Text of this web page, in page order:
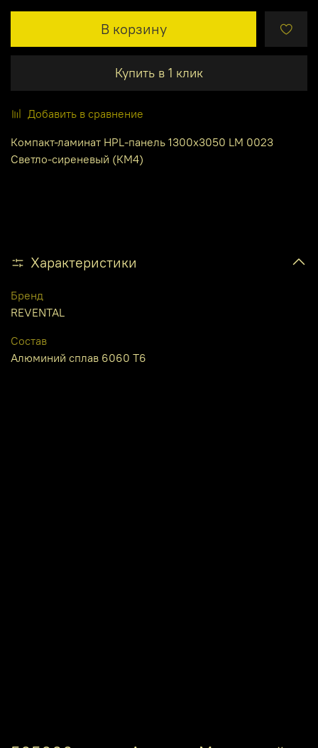
В корзину
Купить в 1 клик
Добавить в сравнение
Компакт-ламинат HPL-панель 1300х3050 LM 0023
Светло-сиреневый (КМ4)
Характеристики
Бренд
REVENTAL
Состав
Алюминий сплав 6060 Т6